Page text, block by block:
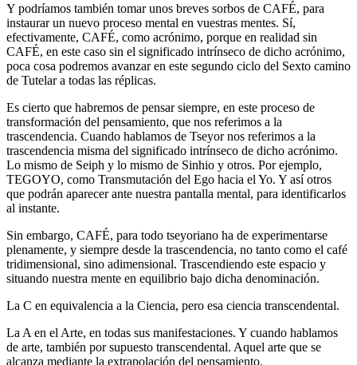
Y podríamos también tomar unos breves sorbos de CAFÉ, para
instaurar un nuevo proceso mental en vuestras mentes. Sí,
efectivamente, CAFÉ, como acrónimo, porque en realidad sin
CAFÉ, en este caso sin el significado intrínseco de dicho acrónimo,
poca cosa podremos avanzar en este segundo ciclo del Sexto camino
de Tutelar a todas las réplicas.
Es cierto que habremos de pensar siempre, en este proceso de
transformación del pensamiento, que nos referimos a la
trascendencia. Cuando hablamos de Tseyor nos referimos a la
trascendencia misma del significado intrínseco de dicho acrónimo.
Lo mismo de Seiph y lo mismo de Sinhio y otros. Por ejemplo,
TEGOYO, como Transmutación del Ego hacia el Yo. Y así otros
que podrán aparecer ante nuestra pantalla mental, para identificarlos
al instante.
Sin embargo, CAFÉ, para todo tseyoriano ha de experimentarse
plenamente, y siempre desde la trascendencia, no tanto como el café
tridimensional, sino adimensional. Trascendiendo este espacio y
situando nuestra mente en equilibrio bajo dicha denominación.
La C en equivalencia a la Ciencia, pero esa ciencia transcendental.
La A en el Arte, en todas sus manifestaciones. Y cuando hablamos
de arte, también por supuesto transcendental. Aquel arte que se
alcanza mediante la extrapolación del pensamiento.